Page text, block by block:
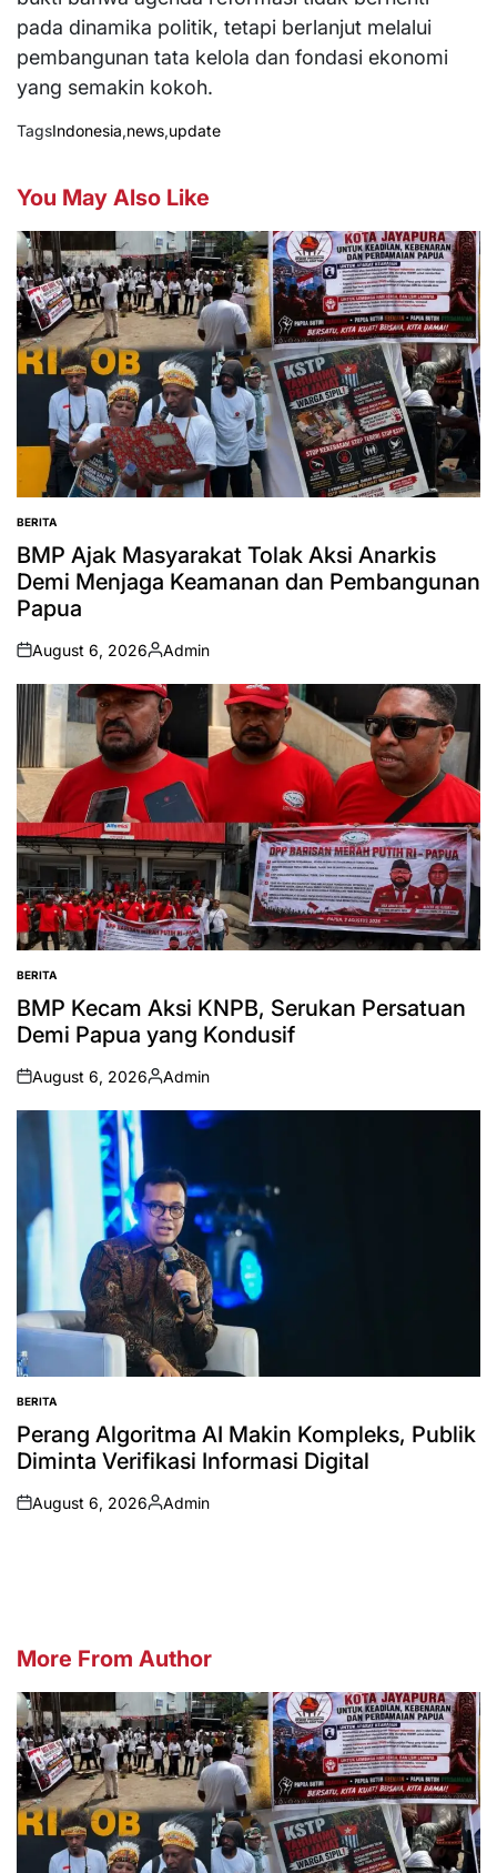
pada dinamika politik, tetapi berlanjut melalui
pembangunan tata kelola dan fondasi ekonomi
yang semakin kokoh.
TagsIndonesia,news,update
You May Also Like
POSTED
IN
BERITA
BMP Ajak Masyarakat Tolak Aksi Anarkis
Demi Menjaga Keamanan dan Pembangunan
Papua
on
August 6, 2026
Posted
by
Admin
POSTED
IN
BERITA
BMP Kecam Aksi KNPB, Serukan Persatuan
Demi Papua yang Kondusif
on
August 6, 2026
Posted
by
Admin
POSTED
IN
BERITA
Perang Algoritma AI Makin Kompleks, Publik
Diminta Verifikasi Informasi Digital
on
August 6, 2026
Posted
Admin
More From Author